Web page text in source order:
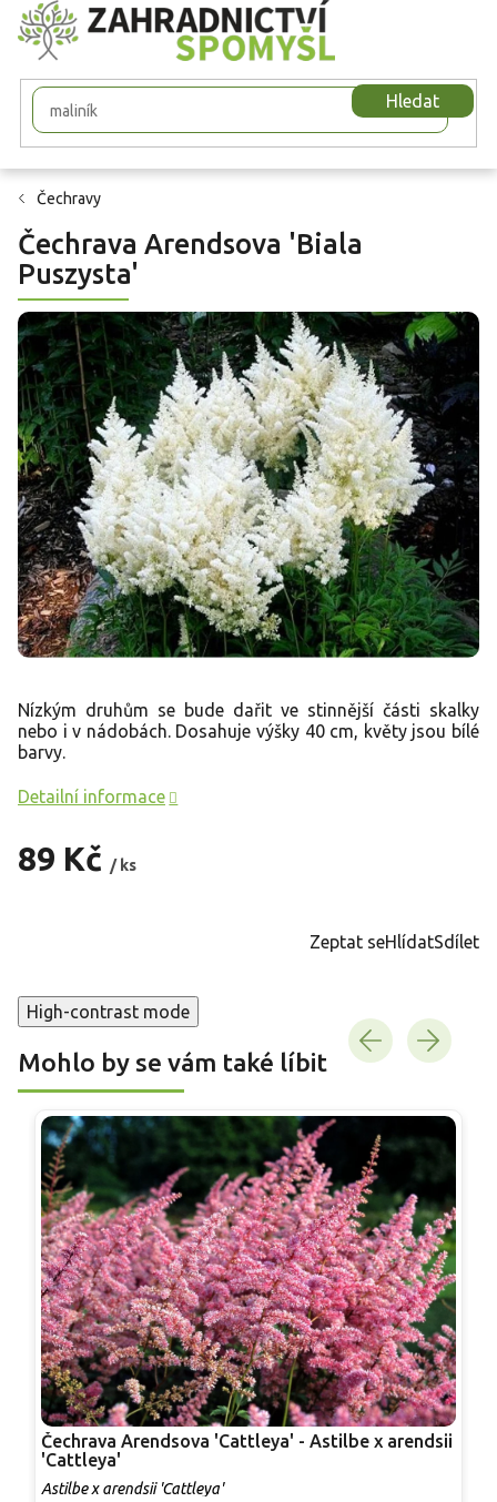
Přejít
na
obsah
Hledat
Čechravy
Čechrava Arendsova 'Biala
Puszysta'
89 Kč / ks
Nízkým druhům se bude dařit ve stinnější části skalky
nebo i v nádobách. Dosahuje výšky 40 cm, květy jsou bílé
barvy.
Detailní informace
Zeptat seHlídatSdílet
High-contrast mode
Mohlo by se vám také líbit
Čechrava Arendsova 'Cattleya' - Astilbe x arendsii
'Cattleya'
Astilbe x arendsii 'Cattleya'